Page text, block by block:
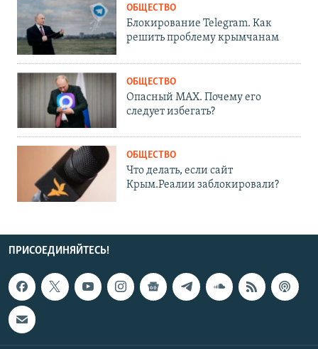
ОБЩЕСТВО
Блокирование Telegram. Как
решить проблему крымчанам
ОБЩЕСТВО
Опасный MAX. Почему его
следует избегать?
ОБЩЕСТВО
Что делать, если сайт
Крым.Реалии заблокировали?
ПРИСОЕДИНЯЙТЕСЬ!